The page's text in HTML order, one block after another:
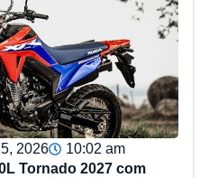
2026
10:02 am
Tornado 2027 com